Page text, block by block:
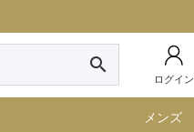
search
ログイン
メンズ